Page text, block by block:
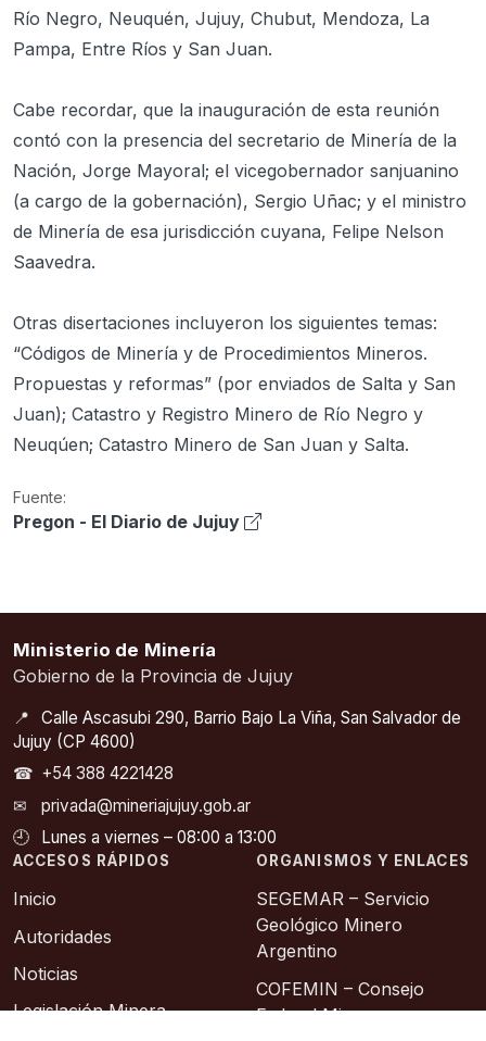
Río Negro, Neuquén, Jujuy, Chubut, Mendoza, La
Pampa, Entre Ríos y San Juan.
Cabe recordar, que la inauguración de esta reunión
contó con la presencia del secretario de Minería de la
Nación, Jorge Mayoral; el vicegobernador sanjuanino
(a cargo de la gobernación), Sergio Uñac; y el ministro
de Minería de esa jurisdicción cuyana, Felipe Nelson
Saavedra.
Otras disertaciones incluyeron los siguientes temas:
“Códigos de Minería y de Procedimientos Mineros.
Propuestas y reformas” (por enviados de Salta y San
Juan); Catastro y Registro Minero de Río Negro y
Neuqúen; Catastro Minero de San Juan y Salta.
Fuente:
Pregon - El Diario de Jujuy
Ministerio de Minería
Gobierno de la Provincia de Jujuy
📍
Calle Ascasubi 290, Barrio Bajo La Viña, San Salvador de
Jujuy (CP 4600)
☎ +54 388 4221428
✉
privada@mineriajujuy.gob.ar
🕘
Lunes a viernes – 08:00 a 13:00
ACCESOS RÁPIDOS
Inicio
Autoridades
Noticias
Legislación Minera
ORGANISMOS Y ENLACES
SEGEMAR – Servicio
Geológico Minero
Argentino
COFEMIN – Consejo
Federal Minero